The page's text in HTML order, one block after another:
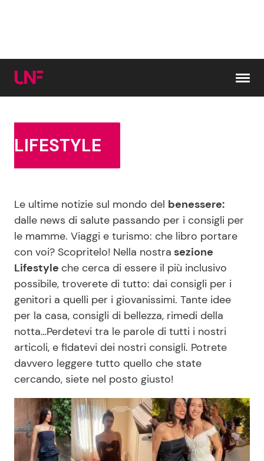
Attualità Italiana
Dal Mondo
Economia
Persone Scomparse
Politica
Bellezze VIP
Coppie VIP
Fiction e Serie TV
Programmi TV
Reality e Talent
Soap Opera
ShowBiz
News Cinema
Social News
News dal mondo
LIFESTYLE
Le ultime notizie sul mondo del benessere:
dalle news di salute passando per i consigli per
le mamme. Viaggi e turismo: che libro portare
con voi? Scopritelo! Nella nostra sezione
Lifestyle che cerca di essere il più inclusivo
possibile, troverete di tutto: dai consigli per i
genitori a quelli per i giovanissimi. Tante idee
per la casa, consigli di bellezza, rimedi della
notta…Perdetevi tra le parole di tutti i nostri
articoli, e fidatevi dei nostri consigli. Potrete
davvero leggere tutto quello che state
cercando, siete nel posto giusto!